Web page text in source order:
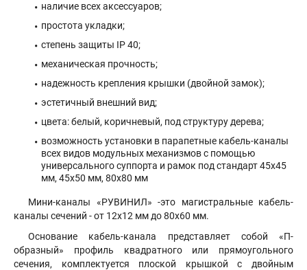
наличие всех аксессуаров;
простота укладки;
степень защиты IP 40;
механическая прочность;
надежность крепления крышки (двойной замок);
эстетичный внешний вид;
цвета: белый, коричневый, под структуру дерева;
возможность установки в парапетные кабель-каналы
всех видов модульных механизмов с помощью
универсального суппорта и рамок под стандарт 45х45
мм, 45х50 мм, 80х80 мм
Мини-каналы «РУВИНИЛ» -это магистральные кабель-
каналы сечений - от 12х12 мм до 80х60 мм.
Основание кабель-канала представляет собой «П-
образный» профиль квадратного или прямоугольного
сечения, комплектуется плоской крышкой с двойным